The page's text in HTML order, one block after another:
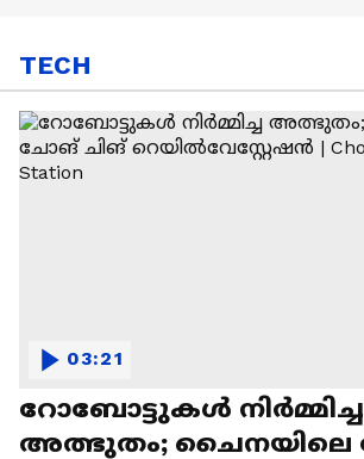
TECH
റോബോട്ടുകൾ നിർമ്മിച്ച
അത്ഭുതം; ചൈനയിലെ ചോങ്
03:21